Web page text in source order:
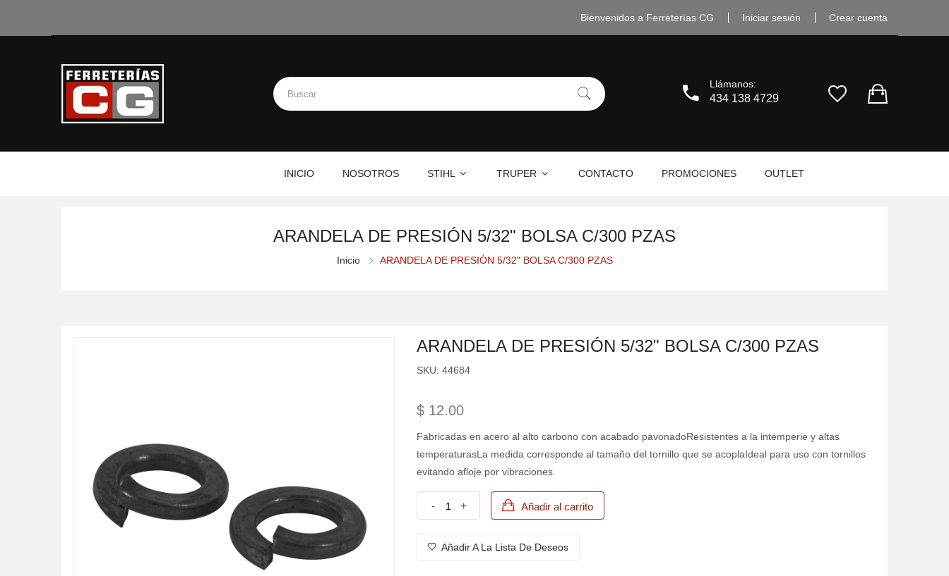
Bienvenidos a Ferreterías CG Iniciar sesión Crear cuenta
Llámanos:
434 138 4729
INICIO NOSOTROS STIHL TRUPER CONTACTO PROMOCIONES OUTLET
ARANDELA DE PRESIÓN 5/32" BOLSA C/300 PZAS
Inicio ARANDELA DE PRESIÓN 5/32" BOLSA C/300 PZAS
ARANDELA DE PRESIÓN 5/32" BOLSA C/300 PZAS
SKU: 44684
$ 12.00
Fabricadas en acero al alto carbono con acabado pavonadoResistentes a la intemperie y altas
temperaturasLa medida corresponde al tamaño del tornillo que se acoplaIdeal para uso con tornillos
evitando afloje por vibraciones
- + Añadir al carrito
Añadir A La Lista De Deseos